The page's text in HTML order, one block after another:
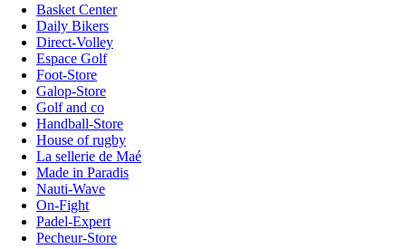
Basket Center
Daily Bikers
Direct-Volley
Espace Golf
Foot-Store
Galop-Store
Golf and co
Handball-Store
House of rugby
La sellerie de Maé
Made in Paradis
Nauti-Wave
On-Fight
Padel-Expert
Pecheur-Store